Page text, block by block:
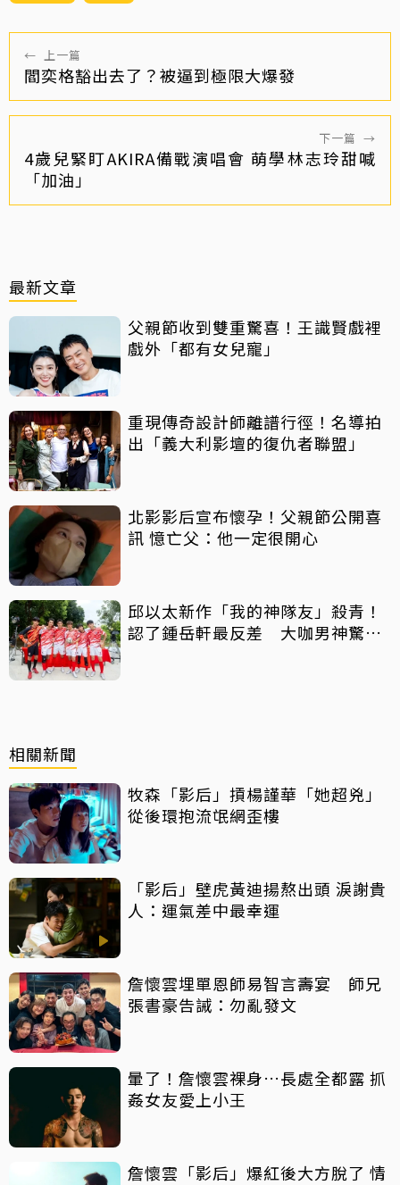
← 上一篇
閻奕格豁出去了？被逼到極限大爆發
下一篇 →
4歲兒緊盯AKIRA備戰演唱會 萌學林志玲甜喊
「加油」
最新文章
父親節收到雙重驚喜！王識賢戲裡
戲外「都有女兒寵」
重現傳奇設計師離譜行徑！名導拍
出「義大利影壇的復仇者聯盟」
北影影后宣布懷孕！父親節公開喜
訊 憶亡父：他一定很開心
邱以太新作「我的神隊友」殺青！
認了鍾岳軒最反差 大咖男神驚喜
相關新聞
牧森「影后」摃楊謹華「她超兇」
從後環抱流氓網歪樓
「影后」壁虎黃迪揚熬出頭 淚謝貴
人：運氣差中最幸運
詹懷雲埋單恩師易智言壽宴 師兄
張書豪告誡：勿亂發文
暈了！詹懷雲裸身…長處全都露 抓
姦女友愛上小王
詹懷雲「影后」爆紅後大方脫了 情